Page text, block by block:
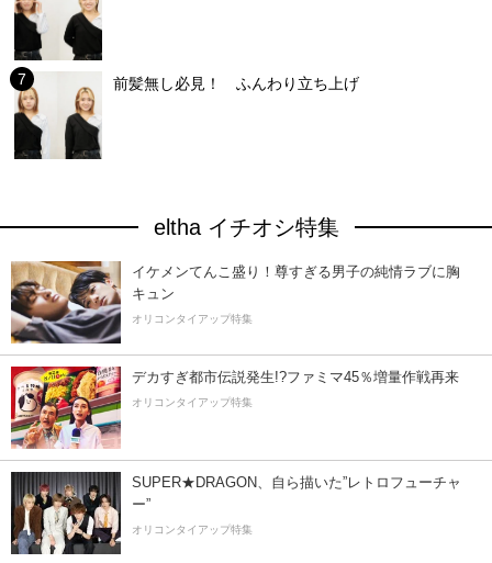
前髪無し必見！ ふんわり立ち上げ
eltha イチオシ特集
イケメンてんこ盛り！尊すぎる男子の純情ラブに胸
キュン
オリコンタイアップ特集
デカすぎ都市伝説発生!?ファミマ45％増量作戦再来
オリコンタイアップ特集
SUPER★DRAGON、自ら描いた”レトロフューチャ
ー”
オリコンタイアップ特集